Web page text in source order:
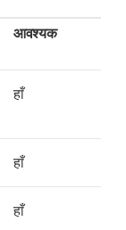
आवश्यक
हाँ
हाँ
हाँ